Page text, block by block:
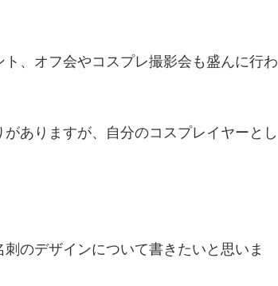
、オフ会やコスプレ撮影会も盛んに行わ
ありますが、自分のコスプレイヤーとし
のデザインについて書きたいと思いま